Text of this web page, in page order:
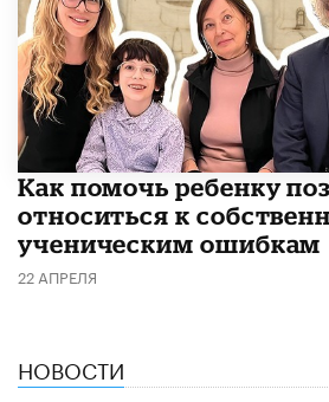
Как помочь ребенку
относиться к
ученическим ошибкам
22 АПРЕЛЯ
НОВОСТИ